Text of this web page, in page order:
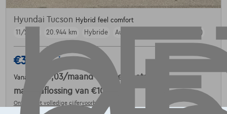
Hyundai Tucson Hybrid feel comfort
11/2023
20.944 km Hybride Automaat 169 kW ( 230 PK )
€31.990 1
Vanaf €483,03/maandmet een laatste
maandaflossing van €10.080,03
Ontdek het volledige cijfervoorbeeld